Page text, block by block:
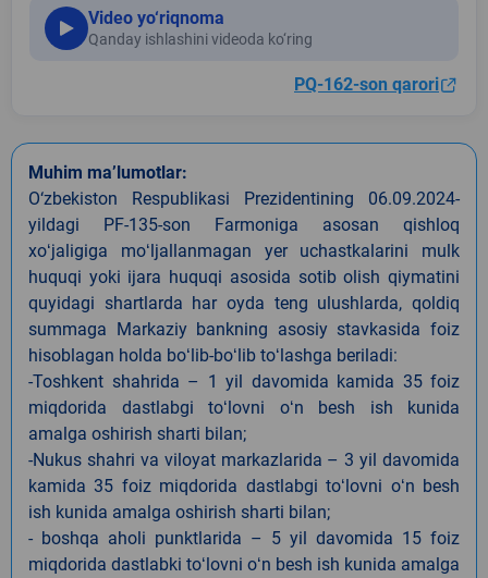
Video yo‘riqnoma
Qanday ishlashini videoda ko‘ring
PQ-162-son qarori
Muhim ma’lumotlar:
O‘zbekiston Respublikasi Prezidentining 06.09.2024-
yildagi PF-135-son Farmoniga asosan qishloq
xoʻjaligiga moʻljallanmagan yer uchastkalarini mulk
huquqi yoki ijara huquqi asosida sotib olish qiymatini
quyidagi shartlarda har oyda teng ulushlarda, qoldiq
summaga Markaziy bankning asosiy stavkasida foiz
hisoblagan holda boʻlib-boʻlib toʻlashga beriladi:
-Toshkent shahrida – 1 yil davomida kamida 35 foiz
miqdorida dastlabgi toʻlovni oʻn besh ish kunida
amalga oshirish sharti bilan;
-Nukus shahri va viloyat markazlarida – 3 yil davomida
kamida 35 foiz miqdorida dastlabgi toʻlovni oʻn besh
ish kunida amalga oshirish sharti bilan;
- boshqa aholi punktlarida – 5 yil davomida 15 foiz
miqdorida dastlabki toʻlovni oʻn besh ish kunida amalga